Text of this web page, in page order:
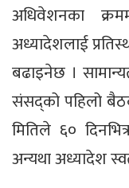
अधिवेशनका
अध्यादेशलाई
बढाइनेछ ।
संसद्को पहिलो
मितिले ६०
अन्यथा अध्यादेश